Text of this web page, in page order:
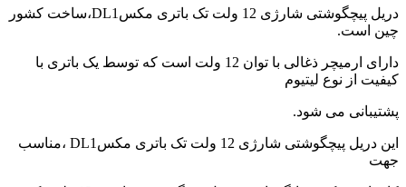
family
afairs
stepmom
and
son
girl
with
fake
tits
anna
bell
دریل پیچگوشتی شارژی 12 ولت تک باتری مکسDL1،ساخت کشور
چین است.
دارای ارمیچر ذغالی با توان 12 ولت است که توسط یک باتری با
کیفیت از نوع لیتیوم
پشتیبانی می شود.
این دریل پیچگوشتی شارژی 12 ولت تک باتری مکسDL1 ،مناسب
جهت